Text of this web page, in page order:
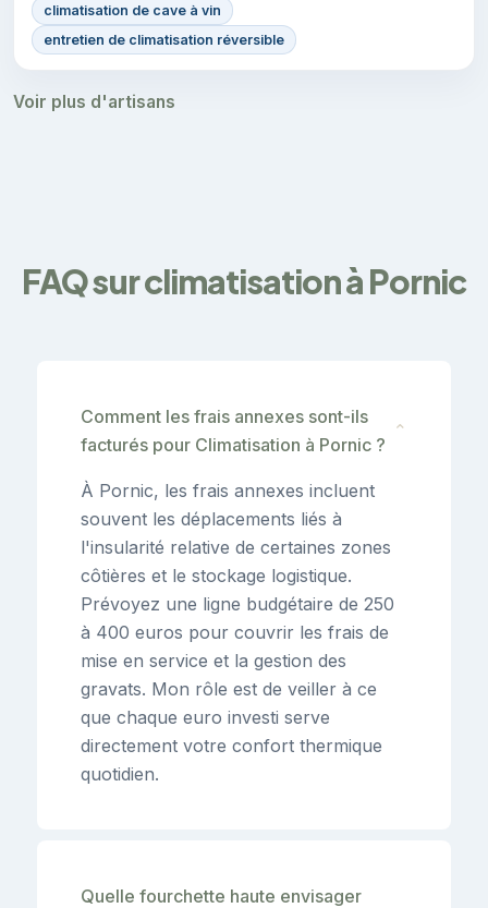
climatisation de cave à vin
entretien de climatisation réversible
Voir plus d'artisans
FAQ sur climatisation à Pornic
Comment les frais annexes sont-ils
facturés pour Climatisation à Pornic ?
⌄
À Pornic, les frais annexes incluent
souvent les déplacements liés à
l'insularité relative de certaines zones
côtières et le stockage logistique.
Prévoyez une ligne budgétaire de 250
à 400 euros pour couvrir les frais de
mise en service et la gestion des
gravats. Mon rôle est de veiller à ce
que chaque euro investi serve
directement votre confort thermique
quotidien.
Quelle fourchette haute envisager